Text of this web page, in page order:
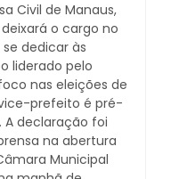
Civil de Manaus,
o cargo no
dedicar às
liderado pelo
nas eleições de
prefeito é pré-
A declaração foi
na abertura
Municipal